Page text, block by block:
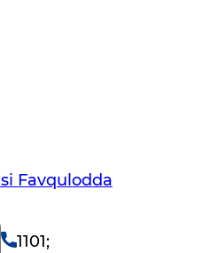
Favqulodda
1101;